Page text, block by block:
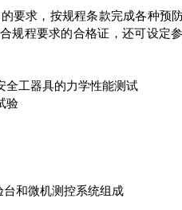
要求，按规程条款完成各种预
规程要求的合格证，还可设定
工器具的力学性能测试
验
和微机测控系统组成